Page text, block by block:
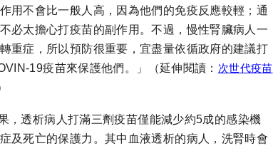
用不會比一般人高，因為他們的免疫反應較輕；通
必太擔心打疫苗的副作用。不過，慢性腎臟病人一
重症，所以預防很重要，宜盡量依循政府的建議打
19疫苗來保護他們。」
（延伸閱讀： 次世代疫苗
，透析病人打滿三劑疫苗僅能減少約5成的感染機
及死亡的保護力。其中血液透析的病人，洗腎時會